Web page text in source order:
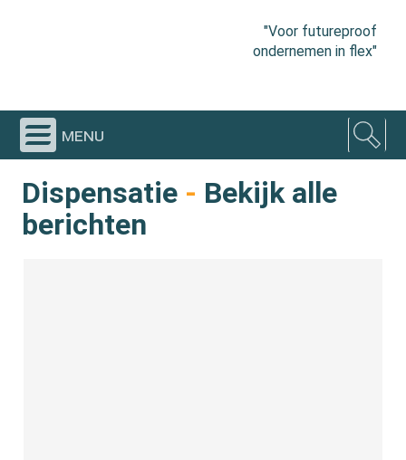
"Voor futureproof
ondernemen in flex"
menu
Dispensatie - Bekijk alle
berichten